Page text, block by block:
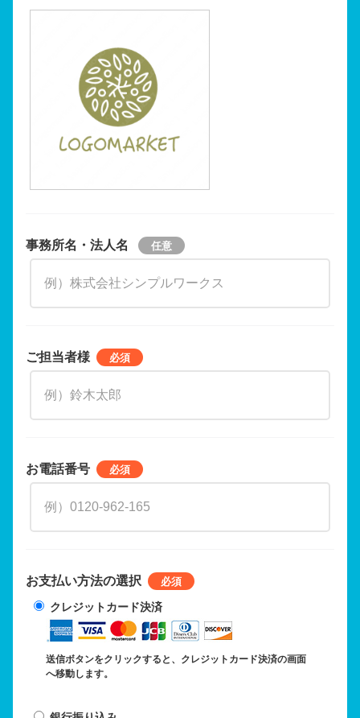
事務所名・法人名
ご担当者様
お電話番号
お支払い方法の選択
クレジットカード決済
送信ボタンをクリックすると、クレジットカード決済の画面
へ移動します。